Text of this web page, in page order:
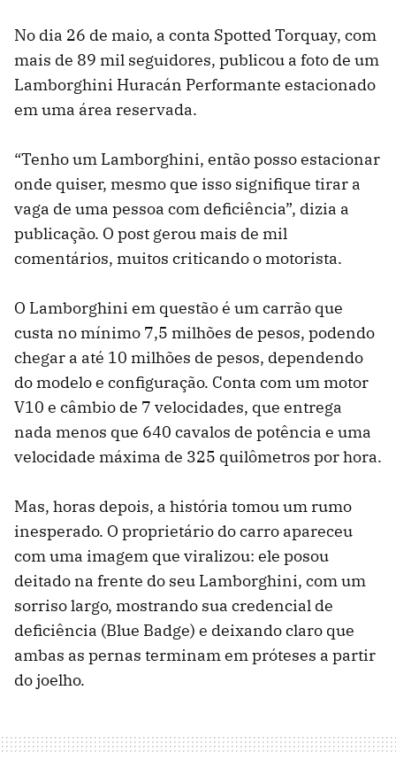
No dia 26 de maio, a conta Spotted Torquay, com
mais de 89 mil seguidores, publicou a foto de um
Lamborghini Huracán Performante estacionado
em uma área reservada.
“Tenho um Lamborghini, então posso estacionar
onde quiser, mesmo que isso signifique tirar a
vaga de uma pessoa com deficiência”, dizia a
publicação. O post gerou mais de mil
comentários, muitos criticando o motorista.
O Lamborghini em questão é um carrão que
custa no mínimo 7,5 milhões de pesos, podendo
chegar a até 10 milhões de pesos, dependendo
do modelo e configuração. Conta com um motor
V10 e câmbio de 7 velocidades, que entrega
nada menos que 640 cavalos de potência e uma
velocidade máxima de 325 quilômetros por hora.
Mas, horas depois, a história tomou um rumo
inesperado. O proprietário do carro apareceu
com uma imagem que viralizou: ele posou
deitado na frente do seu Lamborghini, com um
sorriso largo, mostrando sua credencial de
deficiência (Blue Badge) e deixando claro que
ambas as pernas terminam em próteses a partir
do joelho.